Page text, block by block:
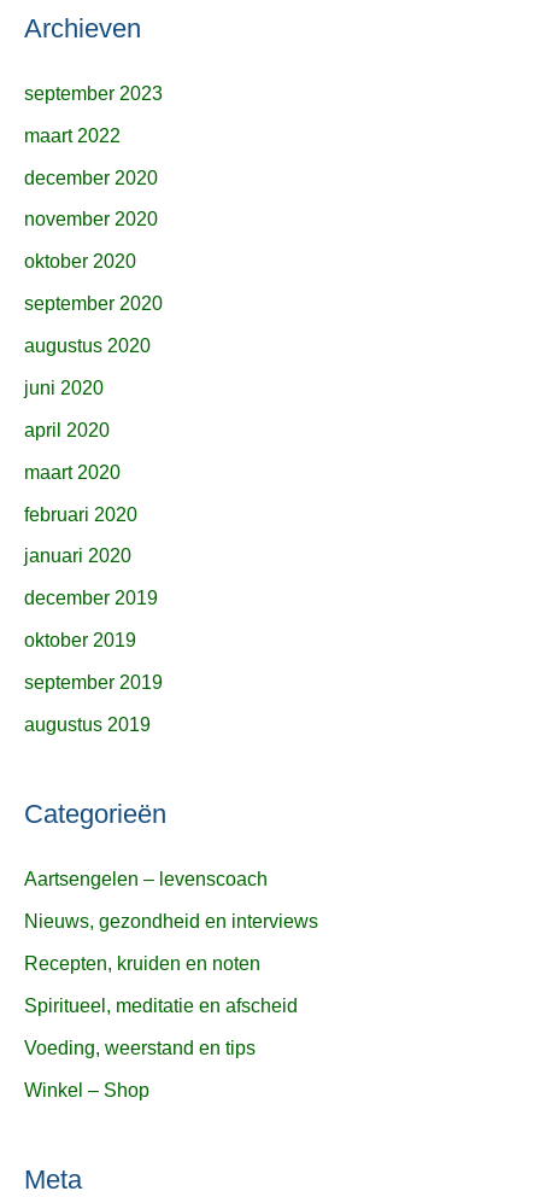
Archieven
september 2023
maart 2022
december 2020
november 2020
oktober 2020
september 2020
augustus 2020
juni 2020
april 2020
maart 2020
februari 2020
januari 2020
december 2019
oktober 2019
september 2019
augustus 2019
Categorieën
Aartsengelen – levenscoach
Nieuws, gezondheid en interviews
Recepten, kruiden en noten
Spiritueel, meditatie en afscheid
Voeding, weerstand en tips
Winkel – Shop
Meta